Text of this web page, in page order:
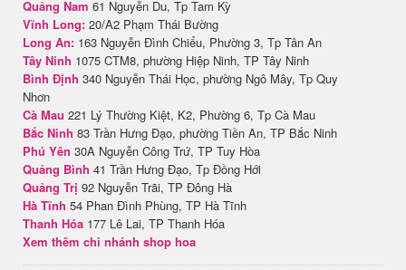
Quảng Nam 61 Nguyễn Du, Tp Tam Kỳ
Vĩnh Long: 20/A2 Phạm Thái Bường
Long An: 163 Nguyễn Đình Chiểu, Phường 3, Tp Tân An
Tây Ninh 1075 CTM8, phường Hiệp Ninh, TP Tây Ninh
Bình Định 340 Nguyễn Thái Học, phường Ngô Mây, Tp Quy
Nhơn
Cà Mau 221 Lý Thường Kiệt, K2, Phường 6, Tp Cà Mau
Bắc Ninh 83 Trần Hưng Đạo, phường Tiền An, TP Bắc Ninh
Phú Yên 30A Nguyễn Công Trứ, TP Tuy Hòa
Quảng Bình 41 Trần Hưng Đạo, Tp Đồng Hới
Quảng Trị 92 Nguyễn Trãi, TP Đông Hà
Hà Tĩnh 54 Phan Đình Phùng, TP Hà Tĩnh
Thanh Hóa 177 Lê Lai, TP Thanh Hóa
Xem thêm chi nhánh shop hoa